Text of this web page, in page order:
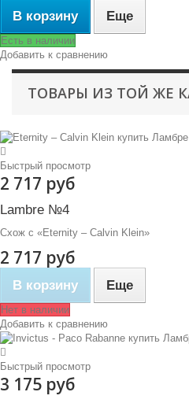
В корзину Еще
Есть в наличии
Добавить к сравнению
ТОВАРЫ ИЗ ТОЙ ЖЕ
Быстрый просмотр
2 717 руб
Lambre №4
Схож с «Eternity – Calvin Klein»
2 717 руб
В корзину Еще
Нет в наличии
Добавить к сравнению
Быстрый просмотр
3 175 руб